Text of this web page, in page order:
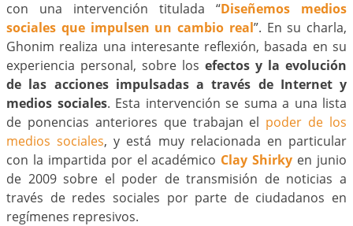
con una intervención titulada “Diseñemos medios
sociales que impulsen un cambio real”. En su charla,
Ghonim realiza una interesante reflexión, basada en su
experiencia personal, sobre los efectos y la evolución
de las acciones impulsadas a través de Internet y
medios sociales. Esta intervención se suma a una lista
de ponencias anteriores que trabajan el poder de los
medios sociales, y está muy relacionada en particular
con la impartida por el académico Clay Shirky en junio
de 2009 sobre el poder de transmisión de noticias a
través de redes sociales por parte de ciudadanos en
regímenes represivos.